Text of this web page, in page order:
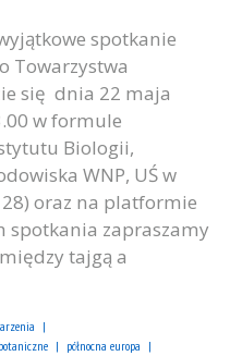
spotkanie
Towarzystwa
się dnia 22 maja
w formule
Biologii,
WNP, UŚ w
oraz na platformie
spotkania zapraszamy
tajgą a
północna europa